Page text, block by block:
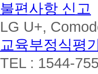
불편사항 신고
LG U+,
교육부정식평
TEL : 1544-